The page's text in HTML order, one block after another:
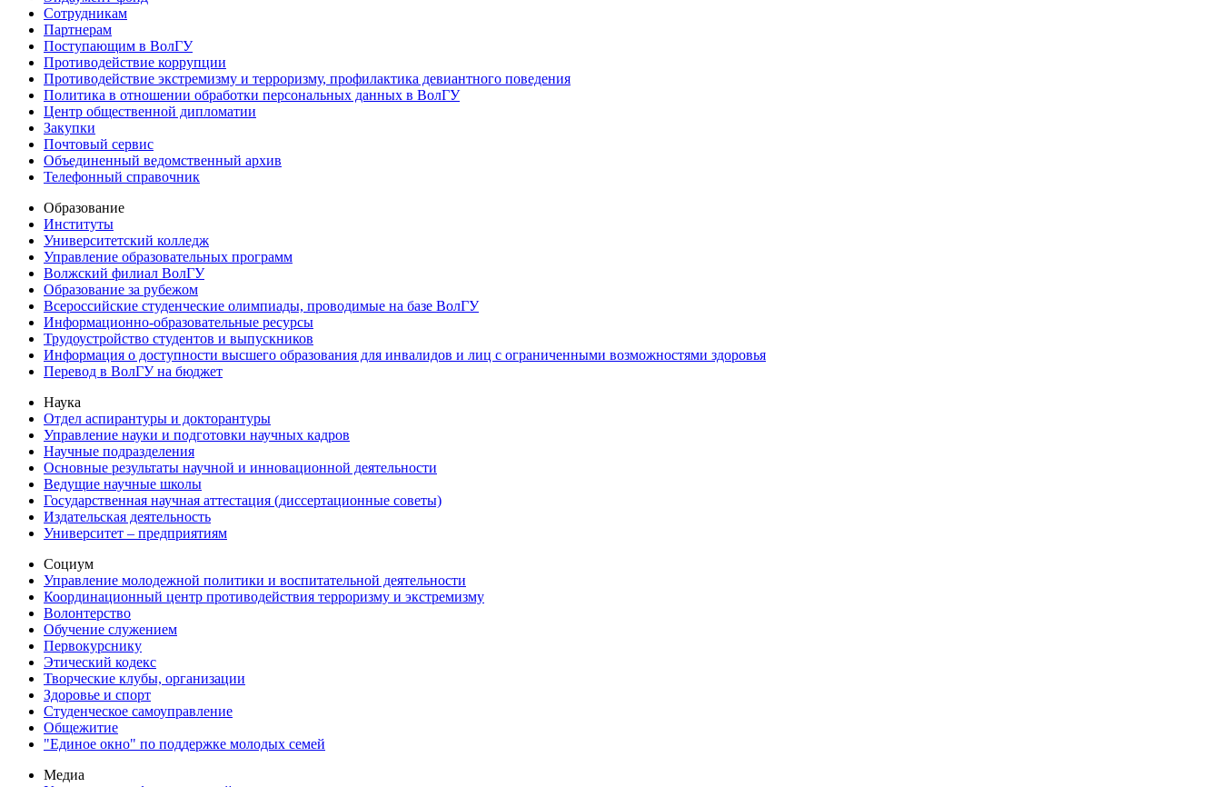
Сотрудникам
Партнерам
Поступающим в ВолГУ
Противодействие коррупции
Противодействие экстремизму и терроризму, профилактика девиантного поведения
Политика в отношении обработки персональных данных в ВолГУ
Центр общественной дипломатии
Закупки
Почтовый сервис
Объединенный ведомственный архив
Телефонный справочник
Образование
Институты
Университетский колледж
Управление образовательных программ
Волжский филиал ВолГУ
Образование за рубежом
Всероссийские студенческие олимпиады, проводимые на базе ВолГУ
Информационно-образовательные ресурсы
Трудоустройство студентов и выпускников
Информация о доступности высшего образования для инвалидов и лиц с ограниченными возможностями здоровья
Перевод в ВолГУ на бюджет
Наука
Отдел аспирантуры и докторантуры
Управление науки и подготовки научных кадров
Научные подразделения
Основные результаты научной и инновационной деятельности
Ведущие научные школы
Государственная научная аттестация (диссертационные советы)
Издательская деятельность
Университет – предприятиям
Социум
Управление молодежной политики и воспитательной деятельности
Координационный центр противодействия терроризму и экстремизму
Волонтерство
Обучение служением
Первокурснику
Этический кодекс
Творческие клубы, организации
Здоровье и спорт
Студенческое самоуправление
Общежитие
"Единое окно" по поддержке молодых семей
Медиа